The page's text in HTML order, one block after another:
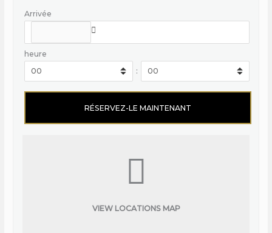
Arrivée
heure
:
VIEW LOCATIONS MAP